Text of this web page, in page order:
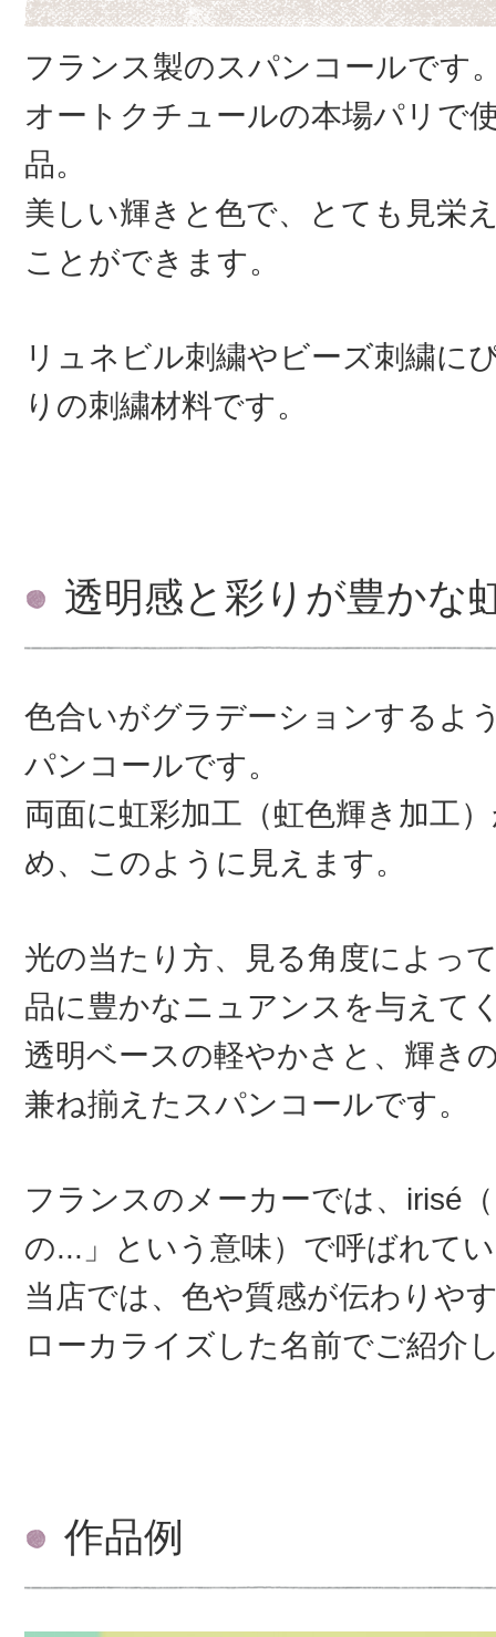
フランス製のスパンコールです
オートクチュールの本場パリで
品。
美しい輝きと色で、とても見栄
ことができます。
リュネビル刺繍やビーズ刺繍に
りの刺繍材料です。
透明感と彩りが豊かな
色合いがグラデーションするよ
パンコールです。
両面に虹彩加工（虹色輝き加工
め、このように見えます。
光の当たり方、見る角度によっ
品に豊かなニュアンスを与えて
透明ベースの軽やかさと、輝き
兼ね揃えたスパンコールです。
フランスのメーカーでは、irisé
の...」という意味）で呼ばれて
当店では、色や質感が伝わりや
ローカライズした名前でご紹介
作品例